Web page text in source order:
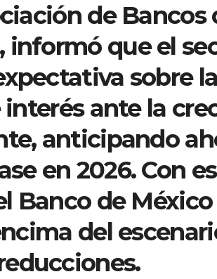
de Bancos
informó que el
sobre la
ante la
anticipando
en 2026. Con
Banco de
del